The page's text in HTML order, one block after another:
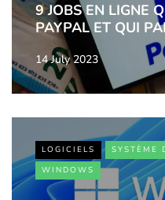
9 JOBS EN LIGNE
PAYPAL ET QUI
14 July 2023
LOGICIELS
SYSTÈME
WINDOWS